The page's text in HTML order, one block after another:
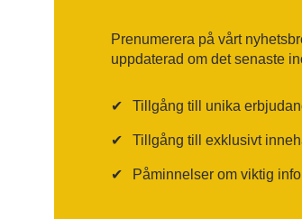
Prenumerera på vårt
uppdaterad om det senaste
✔ Tillgång till unika
✔ Tillgång till exklusivt
✔ Påminnelser om viktig